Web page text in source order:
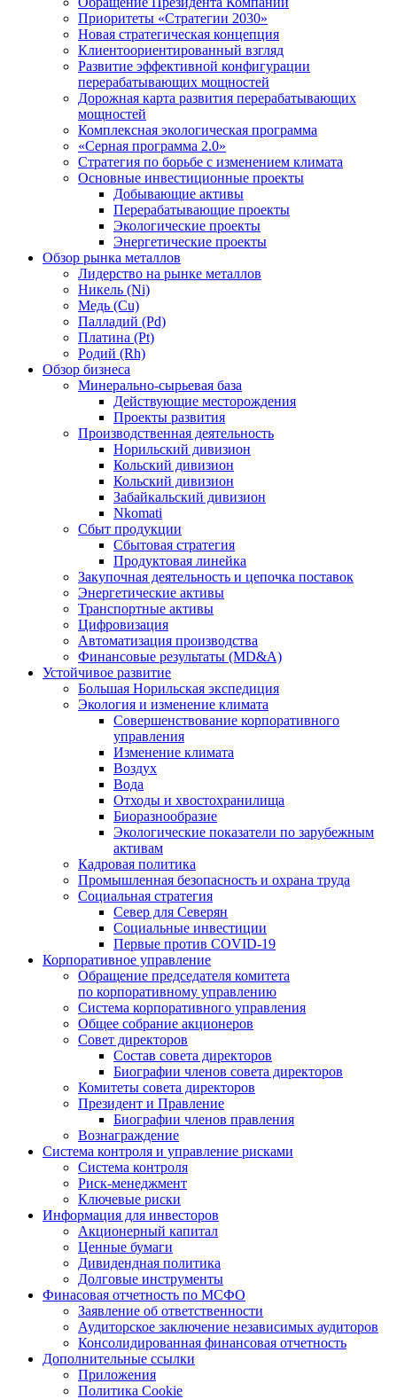
Приоритеты «Стратегии 2030»
Новая стратегическая концепция
Клиентоориентированный взгляд
Развитие эффективной конфигурации
перерабатывающих мощностей
Дорожная карта развития перерабатывающих
мощностей
Комплексная экологическая программа
«Серная программа 2.0»
Стратегия по борьбе с изменением климата
Основные инвестиционные проекты
Добывающие активы
Перерабатывающие проекты
Экологические проекты
Энергетические проекты
Обзор рынка металлов
Лидерство на рынке металлов
Никель (Ni)
Медь (Cu)
Палладий (Pd)
Платина (Pt)
Родий (Rh)
Обзор бизнеса
Минерально-сырьевая база
Действующие месторождения
Проекты развития
Производственная деятельность
Норильский дивизион
Кольский дивизион
Кольский дивизион
Забайкальский дивизион
Nkomati
Сбыт продукции
Сбытовая стратегия
Продуктовая линейка
Закупочная деятельность и цепочка поставок
Энергетические активы
Транспортные активы
Цифровизация
Автоматизация производства
Финансовые результаты (MD&A)
Устойчивое развитие
Большая Норильская экспедиция
Экология и изменение климата
Совершенствование корпоративного
управления
Изменение климата
Воздух
Вода
Отходы и хвостохранилища
Биоразнообразие
Экологические показатели по зарубежным
активам
Кадровая политика
Промышленная безопасность и охрана труда
Социальная стратегия
Север для Северян
Социальные инвестиции
Первые против COVID‑19
Корпоративное управление
Обращение председателя комитета
по корпоративному управлению
Система корпоративного управления
Общее собрание акционеров
Совет директоров
Состав совета директоров
Биографии членов совета директоров
Комитеты совета директоров
Президент и Правление
Биографии членов правления
Вознаграждение
Система контроля и управление рисками
Система контроля
Риск-менеджмент
Ключевые риски
Информация для инвесторов
Акционерный капитал
Ценные бумаги
Дивидендная политика
Долговые инструменты
Финасовая отчетность по МСФО
Заявление об ответственности
Аудиторское заключение независимых аудиторов
Консолидированная финансовая отчетность
Дополнительные ссылки
Приложения
Политика Cookie